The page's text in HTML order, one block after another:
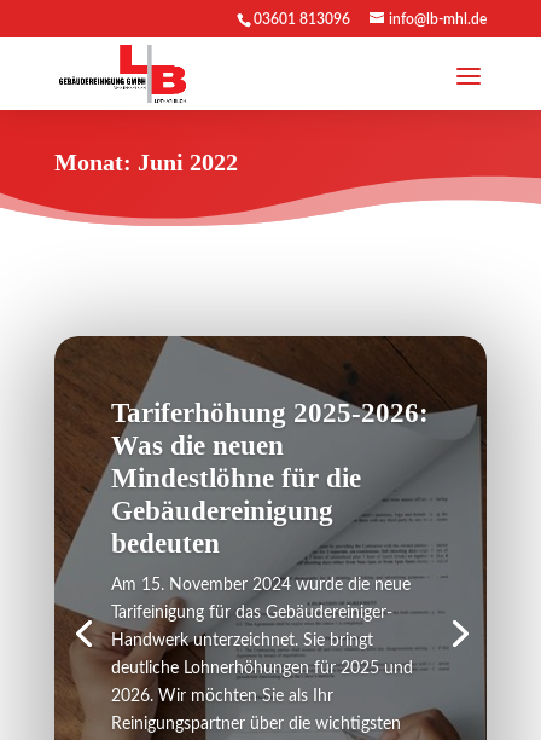
03601 813096 info@lb-mhl.de
Monat: Juni 2022
Tariferhöhung 2025-2026:
Was die neuen
Mindestlöhne für die
Gebäudereinigung
bedeuten
Am 15. November 2024 wurde die neue
Tarifeinigung für das Gebäudereiniger-
Handwerk unterzeichnet. Sie bringt
deutliche Lohnerhöhungen für 2025 und
2026. Wir möchten Sie als Ihr
Reinigungspartner über die wichtigsten